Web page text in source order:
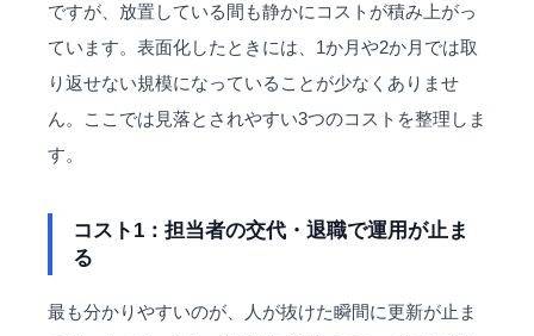
ですが、放置している間も静かにコストが積み上がっ
ています。表面化したときには、1か月や2か月では取
り返せない規模になっていることが少なくありませ
ん。ここでは見落とされやすい3つのコストを整理しま
す。
コスト1：担当者の交代・退職で運用が止ま
る
最も分かりやすいのが、人が抜けた瞬間に更新が止ま